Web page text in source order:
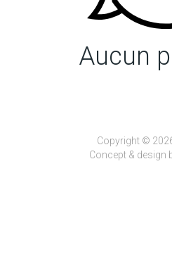
Aucun
Copyright ©
Concept & design